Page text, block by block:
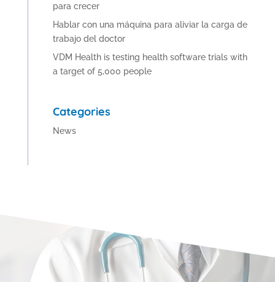
para crecer
Hablar con una máquina para aliviar la carga de
trabajo del doctor
VDM Health is testing health software trials with
a target of 5,000 people
Categories
News